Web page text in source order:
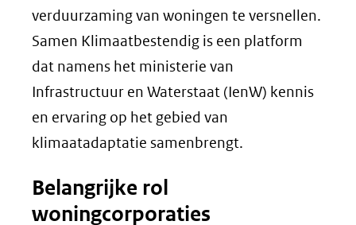
verduurzaming van woningen te versnellen.
Samen Klimaatbestendig is een platform
dat namens het ministerie van
Infrastructuur en Waterstaat (IenW) kennis
en ervaring op het gebied van
klimaatadaptatie samenbrengt.
Belangrijke rol
woningcorporaties